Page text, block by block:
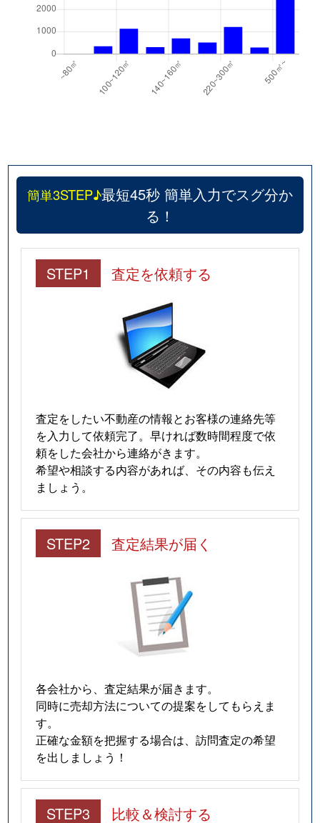
簡単3STEP♪最短45秒 簡単入力でスグ分か
る！
STEP1 査定を依頼する
査定をしたい不動産の情報とお客様の連絡先等
を入力して依頼完了。早ければ数時間程度で依
頼をした会社から連絡がきます。
希望や相談する内容があれば、その内容も伝え
ましょう。
STEP2 査定結果が届く
各会社から、査定結果が届きます。
同時に売却方法についての提案をしてもらえま
す。
正確な金額を把握する場合は、訪問査定の希望
を出しましょう！
STEP3 比較＆検討する